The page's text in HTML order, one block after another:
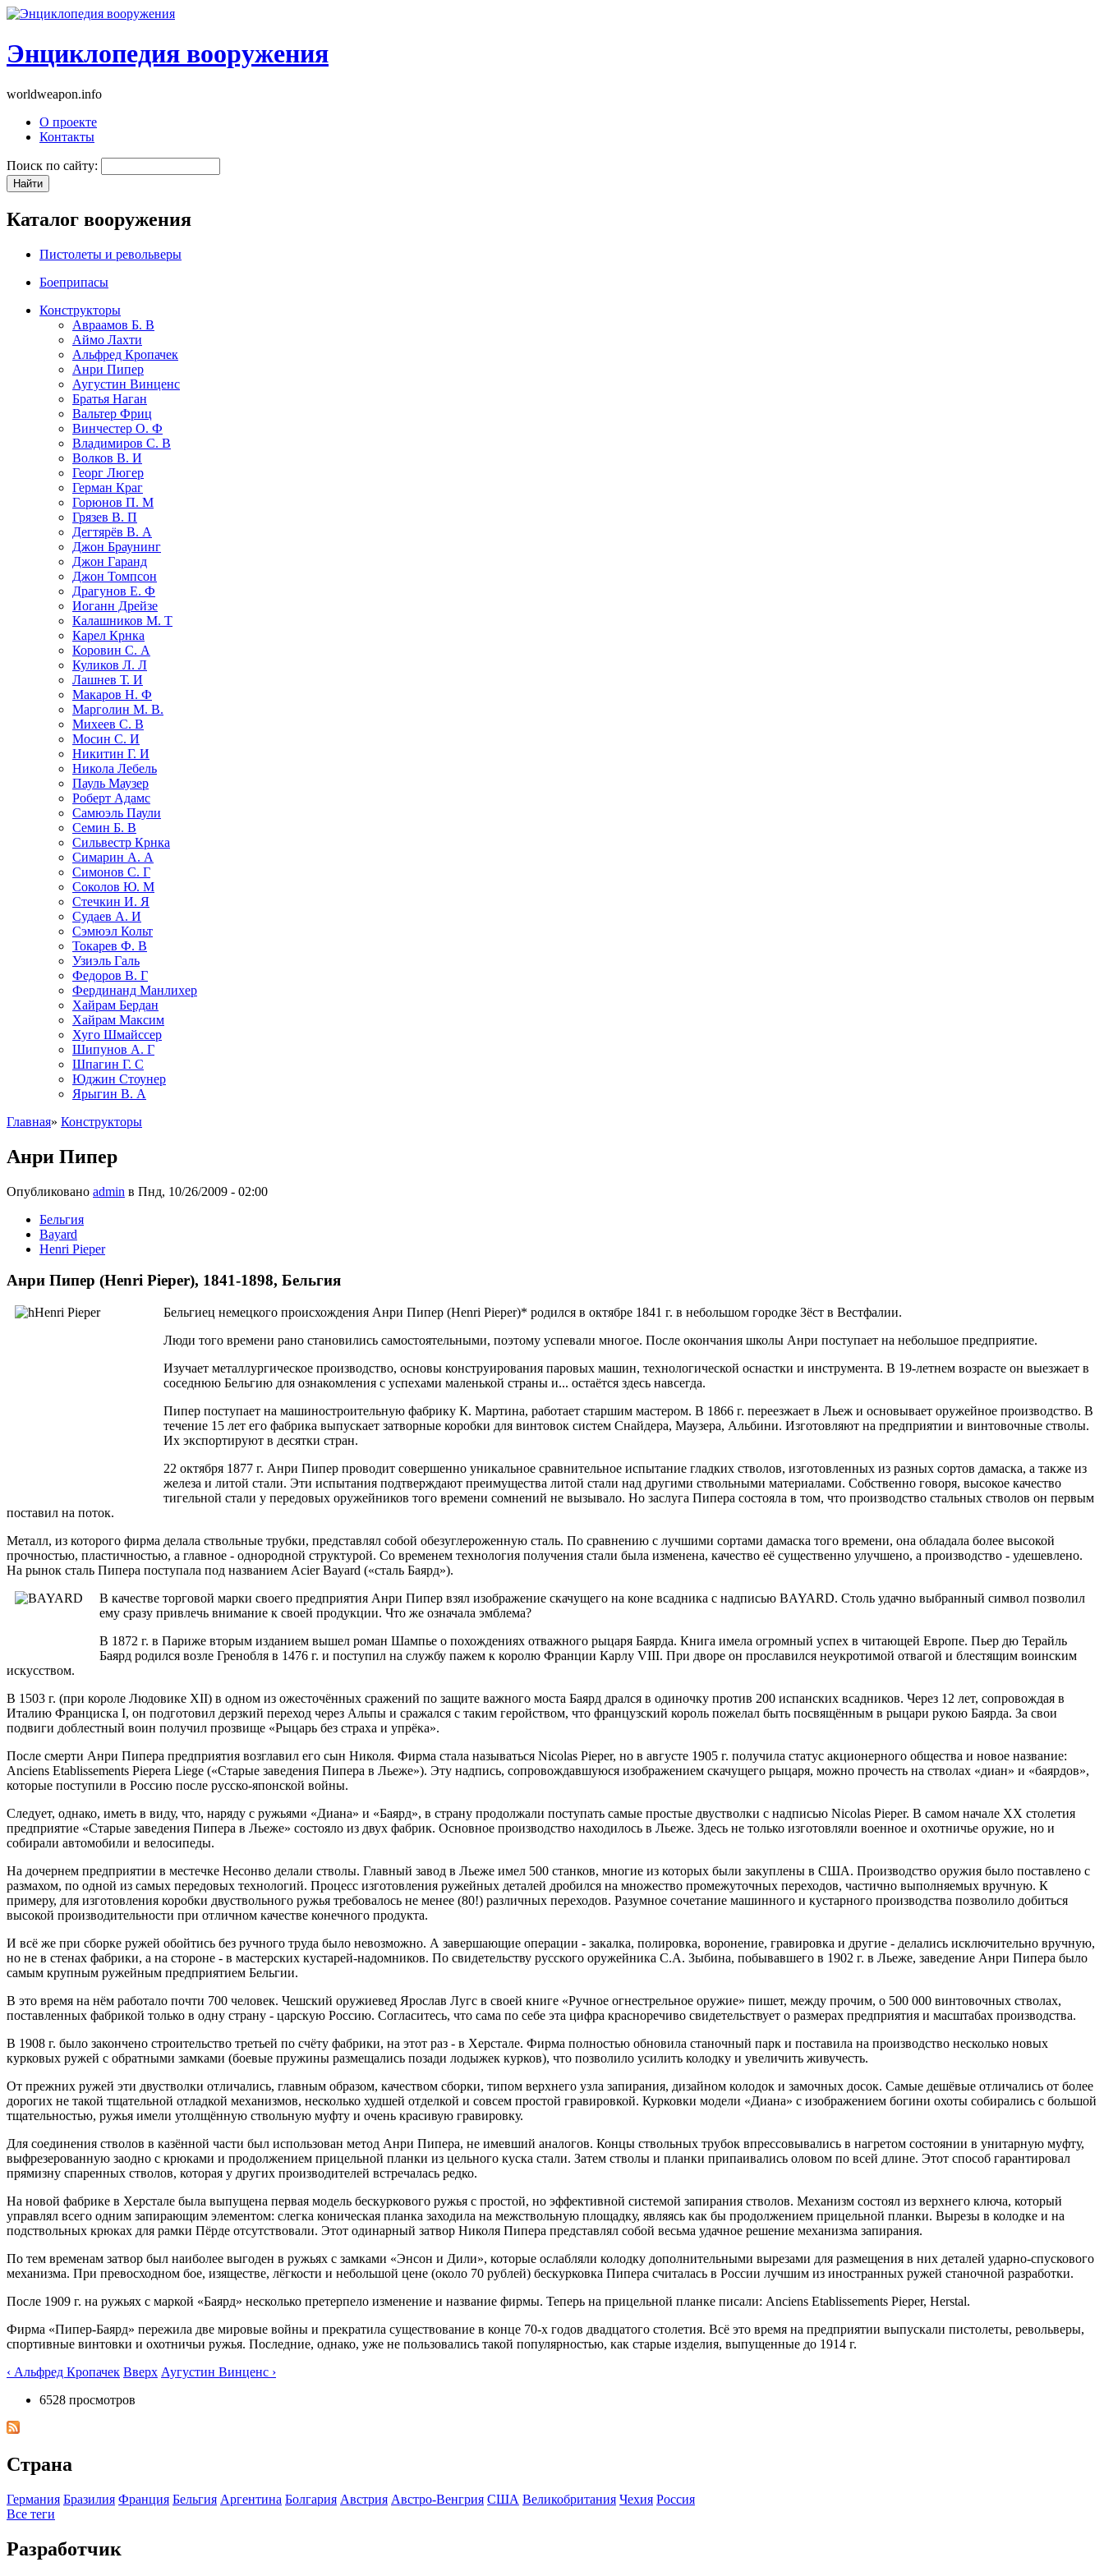
Энциклопедия вооружения
worldweapon.info
О проекте
Контакты
Поиск по сайту:
Каталог вооружения
Пистолеты и револьверы
Боеприпасы
Конструкторы
Авраамов Б. В
Аймо Лахти
Альфред Кропачек
Анри Пипер
Аугустин Винценс
Братья Наган
Вальтер Фриц
Винчестер О. Ф
Владимиров С. В
Волков В. И
Георг Люгер
Герман Краг
Горюнов П. М
Грязев В. П
Дегтярёв В. А
Джон Браунинг
Джон Гаранд
Джон Томпсон
Драгунов Е. Ф
Иоганн Дрейзе
Калашников М. Т
Карел Крнка
Коровин С. А
Куликов Л. Л
Лашнев Т. И
Макаров Н. Ф
Марголин М. В.
Михеев С. В
Мосин С. И
Никитин Г. И
Никола Лебель
Пауль Маузер
Роберт Адамс
Самюэль Паули
Семин Б. В
Сильвестр Крнка
Симарин А. А
Симонов С. Г
Соколов Ю. М
Стечкин И. Я
Судаев А. И
Сэмюэл Кольт
Токарев Ф. В
Узиэль Галь
Федоров В. Г
Фердинанд Манлихер
Хайрам Бердан
Хайрам Максим
Хуго Шмайссер
Шипунов А. Г
Шпагин Г. С
Юджин Стоунер
Ярыгин В. А
Главная» Конструкторы
Анри Пипер
Опубликовано admin в Пнд, 10/26/2009 - 02:00
Бельгия
Bayard
Henri Pieper
Анри Пипер (Henri Pieper), 1841-1898, Бельгия
Бельгиец немецкого происхождения Анри Пипер (Henri Pieper)* родился в октябре 1841 г. в небольшом городке Зёст в Вестфалии.
Люди того времени рано становились самостоятельными, поэтому успевали многое. После окончания школы Анри поступает на небольшое предприятие.
Изучает металлургическое производство, основы конструирования паровых машин, технологической оснастки и инструмента. В 19-летнем возрасте он выезжает в
соседнюю Бельгию для ознакомления с успехами маленькой страны и... остаётся здесь навсегда.
Пипер поступает на машиностроительную фабрику К. Мартина, работает старшим мастером. В 1866 г. переезжает в Льеж и основывает оружейное производство. В
течение 15 лет его фабрика выпускает затворные коробки для винтовок систем Снайдера, Маузера, Альбини. Изготовляют на предприятии и винтовочные стволы.
Их экспортируют в десятки стран.
22 октября 1877 г. Анри Пипер проводит совершенно уникальное сравнительное испытание гладких стволов, изготовленных из разных сортов дамаска, а также из
железа и литой стали. Эти испытания подтверждают преимущества литой стали над другими ствольными материалами. Собственно говоря, высокое качество
тигельной стали у передовых оружейников того времени сомнений не вызывало. Но заслуга Пипера состояла в том, что производство стальных стволов он первым
поставил на поток.
Металл, из которого фирма делала ствольные трубки, представлял собой обезуглероженную сталь. По сравнению с лучшими сортами дамаска того времени, она обладала более высокой
прочностью, пластичностью, а главное - однородной структурой. Со временем технология получения стали была изменена, качество её существенно улучшено, а производство - удешевлено.
На рынок сталь Пипера поступала под названием Acier Bayard («сталь Баярд»).
В качестве торговой марки своего предприятия Анри Пипер взял изображение скачущего на коне всадника с надписью BAYARD. Столь удачно выбранный символ позволил
ему сразу привлечь внимание к своей продукции. Что же означала эмблема?
В 1872 г. в Париже вторым изданием вышел роман Шампье о похождениях отважного рыцаря Баярда. Книга имела огромный успех в читающей Европе. Пьер дю Терайль
Баярд родился возле Гренобля в 1476 г. и поступил на службу пажем к королю Франции Карлу VIII. При дворе он прославился неукротимой отвагой и блестящим воинским
искусством.
В 1503 г. (при короле Людовике ХII) в одном из ожесточённых сражений по защите важного моста Баярд дрался в одиночку против 200 испанских всадников. Через 12 лет, сопровождая в
Италию Франциска I, он подготовил дерзкий переход через Альпы и сражался с таким геройством, что французский король пожелал быть посвящённым в рыцари рукою Баярда. За свои
подвиги доблестный воин получил прозвище «Рыцарь без страха и упрёка».
После смерти Анри Пипера предприятия возглавил его сын Николя. Фирма стала называться Nicolas Pieper, но в августе 1905 г. получила статус акционерного общества и новое название:
Anciens Etablissements Рieperа Liege («Старые заведения Пипера в Льеже»). Эту надпись, сопровождавшуюся изображением скачущего рыцаря, можно прочесть на стволах «диан» и «баярдов»,
которые поступили в Россию после русско-японской войны.
Следует, однако, иметь в виду, что, наряду с ружьями «Диана» и «Баярд», в страну продолжали поступать самые простые двустволки с надписью Nicolas Pieper. В самом начале ХХ столетия
предприятие «Старые заведения Пипера в Льеже» состояло из двух фабрик. Основное производство находилось в Льеже. Здесь не только изготовляли военное и охотничье оружие, но и
собирали автомобили и велосипеды.
На дочернем предприятии в местечке Несонво делали стволы. Главный завод в Льеже имел 500 станков, многие из которых были закуплены в США. Производство оружия было поставлено с
размахом, по одной из самых передовых технологий. Процесс изготовления ружейных деталей дробился на множество промежуточных переходов, частично выполняемых вручную. К
примеру, для изготовления коробки двуствольного ружья требовалось не менее (80!) различных переходов. Разумное сочетание машинного и кустарного производства позволило добиться
высокой производительности при отличном качестве конечного продукта.
И всё же при сборке ружей обойтись без ручного труда было невозможно. А завершающие операции - закалка, полировка, воронение, гравировка и другие - делались исключительно вручную,
но не в стенах фабрики, а на стороне - в мастерских кустарей-надомников. По свидетельству русского оружейника С.А. Зыбина, побывавшего в 1902 г. в Льеже, заведение Анри Пипера было
самым крупным ружейным предприятием Бельгии.
В это время на нём работало почти 700 человек. Чешский оружиевед Ярослав Лугс в своей книге «Ручное огнестрельное оружие» пишет, между прочим, о 500 000 винтовочных стволах,
поставленных фабрикой только в одну страну - царскую Россию. Согласитесь, что сама по себе эта цифра красноречиво свидетельствует о размерах предприятия и масштабах производства.
В 1908 г. было закончено строительство третьей по счёту фабрики, на этот раз - в Херстале. Фирма полностью обновила станочный парк и поставила на производство несколько новых
курковых ружей с обратными замками (боевые пружины размещались позади лодыжек курков), что позволило усилить колодку и увеличить живучесть.
От прежних ружей эти двустволки отличались, главным образом, качеством сборки, типом верхнего узла запирания, дизайном колодок и замочных досок. Самые дешёвые отличались от более
дорогих не такой тщательной отладкой механизмов, несколько худшей отделкой и совсем простой гравировкой. Курковки модели «Диана» с изображением богини охоты собирались с большой
тщательностью, ружья имели утолщённую ствольную муфту и очень красивую гравировку.
Для соединения стволов в казённой части был использован метод Анри Пипера, не имевший аналогов. Концы ствольных трубок впрессовывались в нагретом состоянии в унитарную муфту,
выфрезерованную заодно с крюками и продолжением прицельной планки из цельного куска стали. Затем стволы и планки припаивались оловом по всей длине. Этот способ гарантировал
прямизну спаренных стволов, которая у других производителей встречалась редко.
На новой фабрике в Херстале была выпущена первая модель бескуркового ружья с простой, но эффективной системой запирания стволов. Механизм состоял из верхнего ключа, который
управлял всего одним запирающим элементом: слегка коническая планка заходила на межствольную площадку, являясь как бы продолжением прицельной планки. Вырезы в колодке и на
подствольных крюках для рамки Пёрде отсутствовали. Этот одинарный затвор Николя Пипера представлял собой весьма удачное решение механизма запирания.
По тем временам затвор был наиболее выгоден в ружьях с замками «Энсон и Дили», которые ослабляли колодку дополнительными вырезами для размещения в них деталей ударно-спускового
механизма. При превосходном бое, изяществе, лёгкости и небольшой цене (около 70 рублей) бескурковка Пипера считалась в России лучшим из иностранных ружей станочной разработки.
После 1909 г. на ружьях с маркой «Баярд» несколько претерпело изменение и название фирмы. Теперь на прицельной планке писали: Anciens Etablissements Pieper, Herstal.
Фирма «Пипер-Баярд» пережила две мировые войны и прекратила существование в конце 70-х годов двадцатого столетия. Всё это время на предприятии выпускали пистолеты, револьверы,
спортивные винтовки и охотничьи ружья. Последние, однако, уже не пользовались такой популярностью, как старые изделия, выпущенные до 1914 г.
‹ Альфред Кропачек Вверх Аугустин Винценс ›
6528 просмотров
Страна
Германия Бразилия Франция Бельгия Аргентина Болгария Австрия Австро-Венгрия США Великобритания Чехия Росcия
Все теги
Разработчик